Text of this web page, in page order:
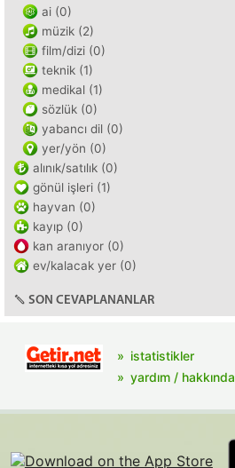
ai (0)
müzik (2)
film/dizi (0)
teknik (1)
medikal (1)
sözlük (0)
yabancı dil (0)
yer/yön (0)
alınık/satılık (0)
gönül işleri (1)
hayvan (0)
kayıp (0)
kan aranıyor (0)
ev/kalacak yer (0)
SON CEVAPLANANLAR
istatistikler
yardım / hakkında